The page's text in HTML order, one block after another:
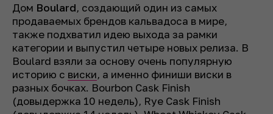
Дом Boulard, создающий один из самых
продаваемых брендов кальвадоса в мире,
также подхватил идею выхода за рамки
категории и выпустил четыре новых релиза. В
Boulard взяли за основу очень популярную
историю с виски, а именно финиши виски в
разных бочках. Bourbon Cask Finish
(довыдержка 10 недель), Rye Cask Finish